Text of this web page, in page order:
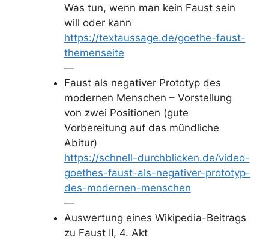
Was tun, wenn man kein Faust sein
will oder kann
https://textaussage.de/goethe-faust-
themenseite
—
Faust als negativer Prototyp des
modernen Menschen – Vorstellung
von zwei Positionen (gute
Vorbereitung auf das mündliche
Abitur)
https://schnell-durchblicken.de/video-
goethes-faust-als-negativer-prototyp-
des-modernen-menschen
—
Auswertung eines Wikipedia-Beitrags
zu Faust II, 4. Akt